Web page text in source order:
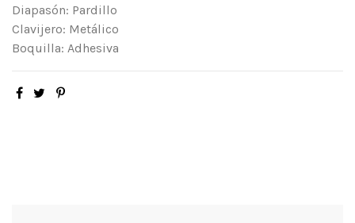
Diapasón: Pardillo
Clavijero: Metálico
Boquilla: Adhesiva